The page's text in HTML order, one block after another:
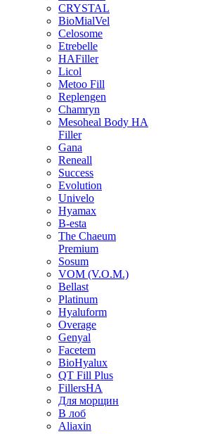
CRYSTAL
BioMialVel
Celosome
Etrebelle
HAFiller
Licol
Metoo Fill
Replengen
Chamryn
Mesoheal Body HA
Filler
Gana
Reneall
Success
Evolution
Univelo
Hyamax
B-esta
The Chaeum
Premium
Sosum
VOM (V.O.M.)
Bellast
Platinum
Hyaluform
Overage
Genyal
Facetem
BioHyalux
QT Fill Plus
FillersHA
Для морщин
В лоб
Aliaxin